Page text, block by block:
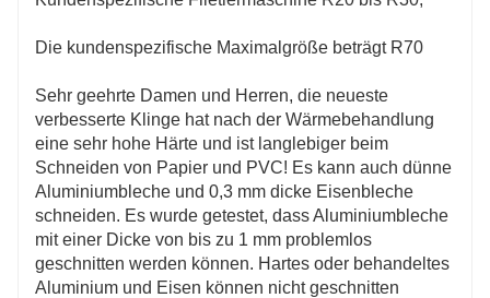
Funktion, Papier automatisch zuzuführen und
verbessert.
Eckenfiletiermaschinen sind weit verbreitetZum
Schneiden von reinem Aluminium, PVC, Kupfer,
Papier und etwas Kunstleder. Bitte konsultieren Sie
den Online-Kundendienst für Dicke und Material.um
sie schöner, bequemer und langlebiger zu machen.
Der Einsatz einer Filetiermaschine kann die
Attraktivität des Materials steigern, seine Haptik
verbessern und seine Gesamtqualität verbessern.
Die kundenspezifische Maximalgröße beträgt R70
Sehr geehrte Damen und Herren, die neueste
verbesserte Klinge hat nach der Wärmebehandlung
eine sehr hohe Härte und ist langlebiger beim
Schneiden von Papier und PVC! Es kann auch dünne
Aluminiumbleche und 0,3 mm dicke Eisenbleche
schneiden. Es wurde getestet, dass Aluminiumbleche
mit einer Dicke von bis zu 1 mm problemlos
geschnitten werden können. Hartes oder behandeltes
Aluminium und Eisen können nicht geschnitten